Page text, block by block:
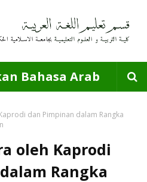
Bahasa Arab
dan Pimpinan dalam Rangka
oleh Kaprodi
Rangka